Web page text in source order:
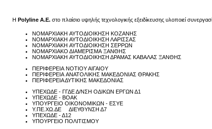
Η Polyline A.E. στο πλαίσιο υψηλής τεχνολογικής εξειδίκευσης υλοποιεί
ΝΟΜΑΡΧΙΑΚΗ ΑΥΤΟΔΙΟΙΚΗΣΗ ΚΟΖΑΝΗΣ
ΝΟΜΑΡΧΙΑΚΗ ΑΥΤΟΔΙΟΙΚΗΣΗ ΛΑΡΙΣΣΑΣ
ΝΟΜΑΡΧΙΑΚΗ ΑΥΤΟΔΙΟΙΚΗΣΗ ΣΕΡΡΩΝ
ΝΟΜΑΡΧΙΑΚΟ ΔΙΑΜΕΡΙΣΜΑ ΞΑΝΘΗΣ
ΝΟΜΑΡΧΙΑΚΗ ΑΥΤΟΔΙΟΙΚΗΣΗ ΔΡΑΜΑΣ ΚΑΒΑΛΑΣ ΞΑΝΘΗΣ
ΠΕΡΙΦΕΡΕΙΑ ΝΟΤΙΟΥ ΑΙΓΑΙΟΥ
ΠΕΡΙΦΕΡΕΙΑ ΑΝΑΤΟΛΙΚΗΣ ΜΑΚΕΔΟΝΙΑΣ ΘΡΑΚΗΣ
ΠΕΡΙΦΕΡΕΙΑ ΔΥΤΙΚΗΣ ΜΑΚΕΔΟΝΙΑΣ
ΥΠΕΧΩΔΕ - ΓΓΔΕ Δ/ΝΣΗ ΟΔΙΚΩΝ ΕΡΓΩΝ Δ1
ΥΠΕΧΩΔΕ - ΒΟΑΚ
ΥΠΟΥΡΓΕΙΟ ΟΙΚΟΝΟΜΙΚΩΝ - ΕΣΥΕ
Υ.ΠΕ.ΧΩ.ΔΕ ΔΙΕΥΘΥΝΣΗ Δ7
ΥΠΕΧΩΔΕ - Δ12
ΥΠΟΥΡΓΕΙΟ ΠΟΛΙΤΙΣΜΟΥ